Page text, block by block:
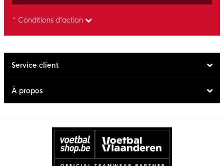
* Conditions d'action
Service client
À propos